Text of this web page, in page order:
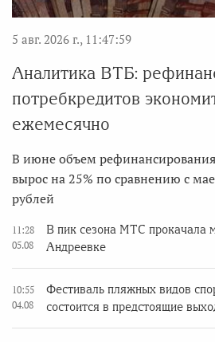
5 авг. 2026 г., 11:47:59
Аналитика ВТБ:
потребкредитов
ежемесячно
В июне объем
вырос на 25% по сравнению с
рублей
11:28
05.08
В пик сезона МТС прокачала
Андреевке
10:55
04.08
Фестиваль пляжных видов
состоится в предстоящие